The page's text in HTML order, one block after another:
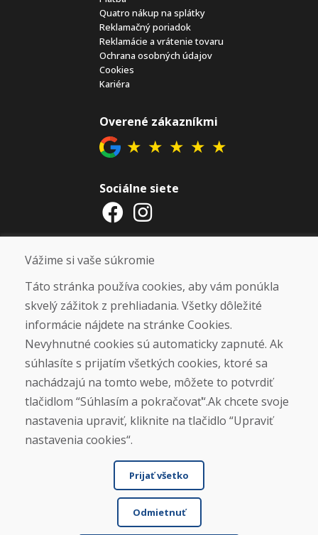
Quatro nákup na splátky
Reklamačný poriadok
Reklamácie a vrátenie tovaru
Ochrana osobných údajov
Cookies
Kariéra
Overené zákazníkmi
★ ★ ★ ★ ★
Sociálne siete
Otváracie hodiny
UKONČENÁ. ĎAKUJEME VÁM ZA
PRIAZEŇ A TEŠÍME SA NA VÁS OPÄŤ
OD 14. 9. 2026.
Nájsť na Google mape
© DOMIVOSPORT 2026, všetky práva vyhradené
Vážime si vaše súkromie
Táto stránka používa cookies, aby vám ponúkla
skvelý zážitok z prehliadania. Všetky dôležité
informácie nájdete na stránke Cookies.
Nevyhnutné cookies sú automaticky zapnuté. Ak
súhlasíte s prijatím všetkých cookies, ktoré sa
nachádzajú na tomto webe, môžete to potvrdiť
tlačidlom “Súhlasím a pokračovať“.Ak chcete svoje
nastavenia upraviť, kliknite na tlačidlo “Upraviť
nastavenia cookies“.
Prijať všetko
Odmietnuť